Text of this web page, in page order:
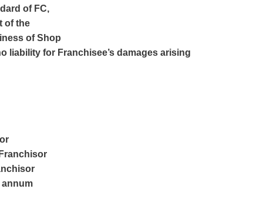
of FC,
of the
of Shop
for Franchisee’s damages arising
annum